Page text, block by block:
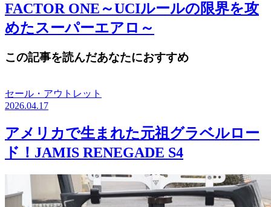
FACTOR ONE～UCIルールの限界を攻
めたスーパーエアロ～
この記事を読んだあなたにおすすめ
セール・アウトレット
2026.04.17
アメリカで生まれた元祖グラベルロー
ド！JAMIS RENEGADE S4